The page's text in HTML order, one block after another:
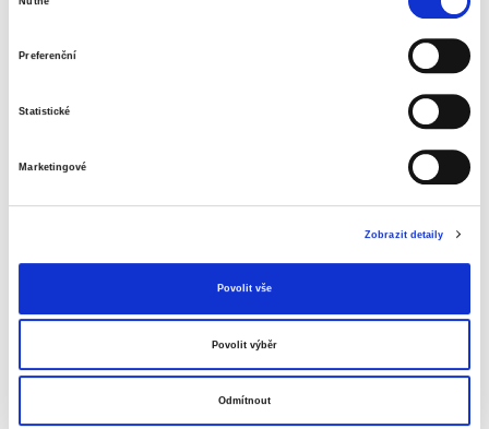
Preferenční
Statistické
Marketingové
Zobrazit detaily
Povolit vše
Povolit výběr
Odmítnout
Informace o produktu
Pouzdra lam. Leitz se směrov. techn., A5,
289 Kč
Specifikace produktu
Objednací číslo
904074930000
maximální tloušťka folie